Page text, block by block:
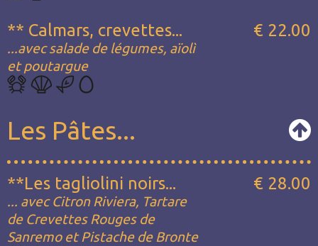
** Calmars, crevettes...
...avec salade de légumes, aïolì
et poutargue
€ 22.00
Les Pâtes...
**Les tagliolini noirs...
... avec Citron Riviera, Tartare
de Crevettes Rouges de
Sanremo et Pistache de Bronte
€ 28.00